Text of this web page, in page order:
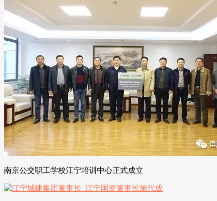
南京公交职工学校江宁培训中心正式成立